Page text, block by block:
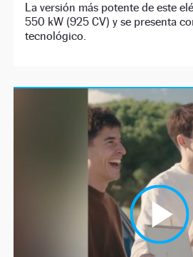
La versión más potente de este
550 kW (925 CV) y se presenta
tecnológico.